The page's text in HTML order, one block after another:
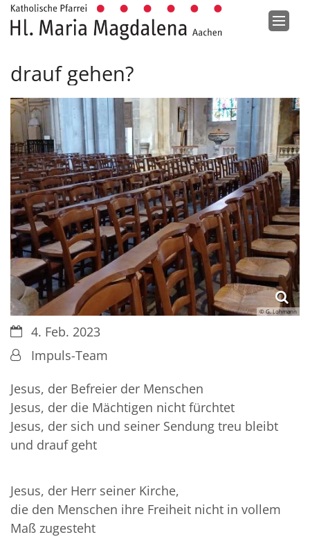
Zum Inhalt springen
drauf gehen?
© G. Lohmann
Datum:4. Feb. 2023
Von:Impuls-Team
Jesus, der Befreier der Menschen
Jesus, der die Mächtigen nicht fürchtet
Jesus, der sich und seiner Sendung treu bleibt
und drauf geht
Jesus, der Herr seiner Kirche,
die den Menschen ihre Freiheit nicht in vollem
Maß zugesteht